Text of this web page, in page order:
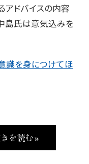
アドバイスの内容
島氏は意気込みを
識を身につけてほ
を読む »